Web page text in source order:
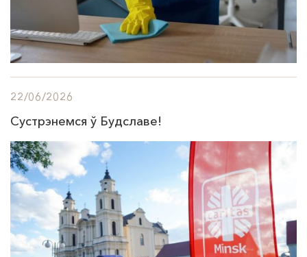
22/06/2026
Сустрэнемся ў Будславе!